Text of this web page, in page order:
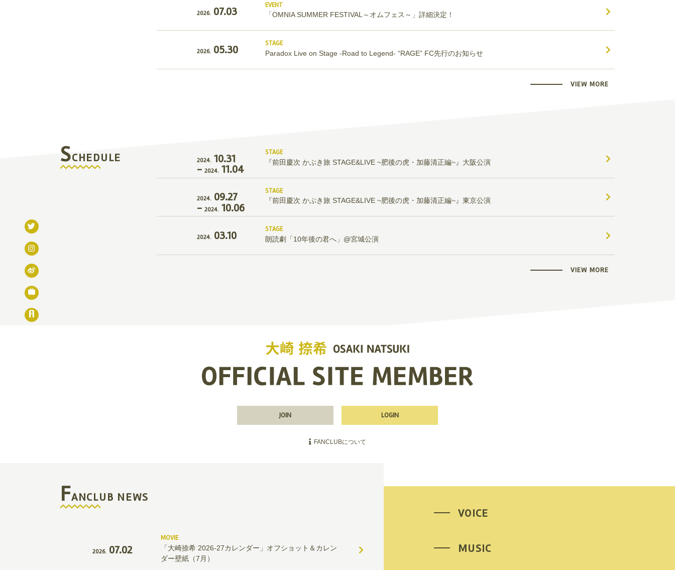
2026. 07.03
EVENT
「OMNIA SUMMER FESTIVAL～オムフェス～」詳細決定！
2026. 05.30
STAGE
Paradox Live on Stage -Road to Legend- “RAGE” FC先行のお知らせ
VIEW MORE
SCHEDULE 2024. 10.31
- 2024. 11.04
STAGE
『前田慶次 かぶき旅 STAGE&LIVE ~肥後の虎・加藤清正編~』大阪公演
2024. 09.27
- 2024. 10.06
STAGE
『前田慶次 かぶき旅 STAGE&LIVE ~肥後の虎・加藤清正編~』東京公演
2024. 03.10
STAGE
朗読劇「10年後の君へ」@宮城公演
VIEW MORE
JOIN LOGIN
FANCLUBについて
FANCLUB NEWS
2026. 07.02
MOVIE
「大崎捺希 2026-27カレンダー」オフショット＆カレン
ダー壁紙（7月）
VOICE
MUSIC